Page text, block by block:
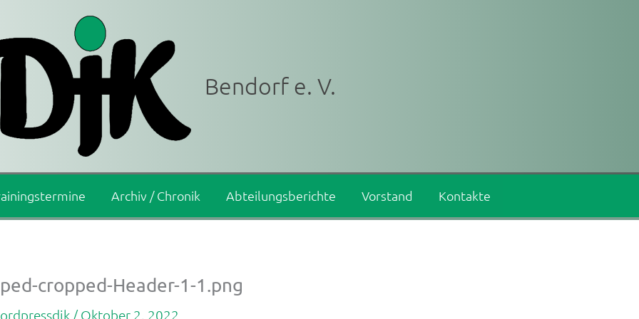
Bendorf e. V.
Archiv / Chronik Abteilungsberichte Vorstand Kontakte
cropped-Header-1-1.png
/Oktober 2, 2022